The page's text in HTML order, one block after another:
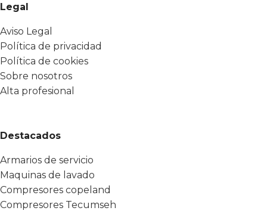
Legal
Aviso Legal
Política de privacidad
Política de cookies
Sobre nosotros
Alta profesional
Destacados
Armarios de servicio
Maquinas de lavado
Compresores copeland
Compresores Tecumseh